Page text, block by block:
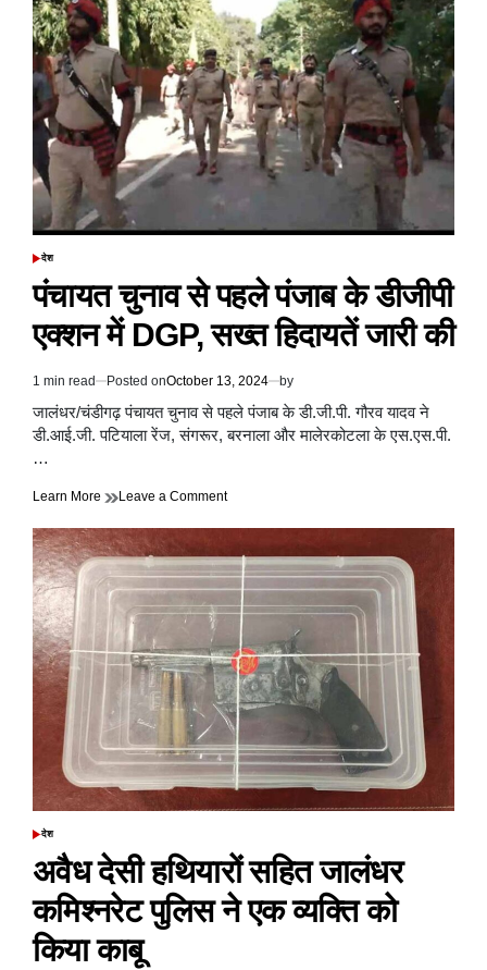
मामला,
बिस्तर
पर
आपत्तिजनक
हालत
में
मिले
मामी&
देखा
मोत
के
घाट
POSTED
देश
पंचायत चुनाव से पहले पंजाब के डीजीपी
एक्शन में DGP, सख्त हिदायतें जारी की
Estimated
read
time
1 min read Posted onOctober 13, 2024 by
जालंधर/चंडीगढ़ पंचायत चुनाव से पहले पंजाब के डी.जी.पी. गौरव यादव ने
डी.आई.जी. पटियाला रेंज, संगरूर, बरनाला और मालेरकोटला के एस.एस.पी.
…
Learn More Leave a Commenton
से
पहले
पंजाब
के
डीजीपी
एक्शन
में
DGP,
सख्त
हिदायतें
जारी
की
POSTED
देश
अवैध देसी हथियारों सहित जालंधर
कमिश्नरेट पुलिस ने एक व्यक्ति को
किया काबू